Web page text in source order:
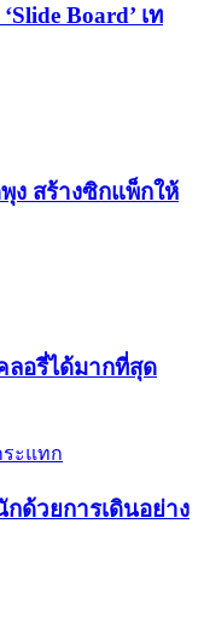
Board’ เท
ง สร้างซิกแพ็กให้
ลอรี่ได้มากที่สุด
ะแทก
ด้วยการเดินอย่าง